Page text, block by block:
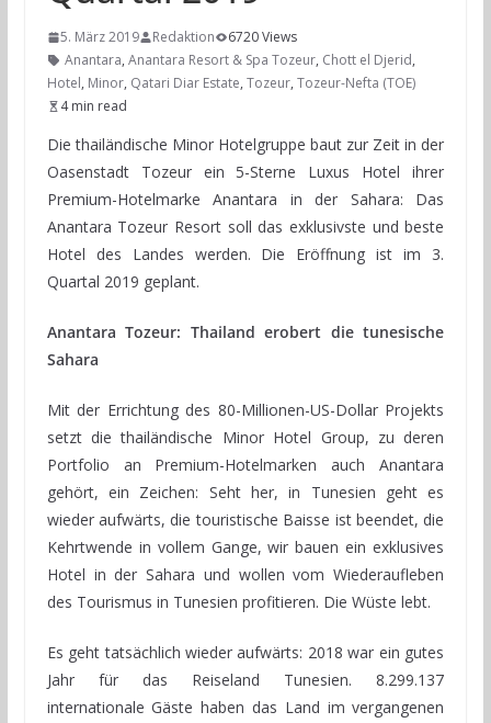
5. März 2019 Redaktion
6720 Views
Anantara, Anantara Resort & Spa Tozeur, Chott el Djerid,
Hotel, Minor, Qatari Diar Estate, Tozeur, Tozeur-Nefta (TOE)
4 min read
Die thailändische Minor Hotelgruppe baut zur Zeit in der
Oasenstadt Tozeur ein 5-Sterne Luxus Hotel ihrer
Premium-Hotelmarke Anantara in der Sahara: Das
Anantara Tozeur Resort soll das exklusivste und beste
Hotel des Landes werden. Die Eröffnung ist im 3.
Quartal 2019 geplant.
Anantara Tozeur: Thailand erobert die tunesische
Sahara
Mit der Errichtung des 80-Millionen-US-Dollar Projekts
setzt die thailändische Minor Hotel Group, zu deren
Portfolio an Premium-Hotelmarken auch Anantara
gehört, ein Zeichen: Seht her, in Tunesien geht es
wieder aufwärts, die touristische Baisse ist beendet, die
Kehrtwende in vollem Gange, wir bauen ein exklusives
Hotel in der Sahara und wollen vom Wiederaufleben
des Tourismus in Tunesien profitieren. Die Wüste lebt.
Es geht tatsächlich wieder aufwärts: 2018 war ein gutes
Jahr für das Reiseland Tunesien. 8.299.137
internationale Gäste haben das Land im vergangenen